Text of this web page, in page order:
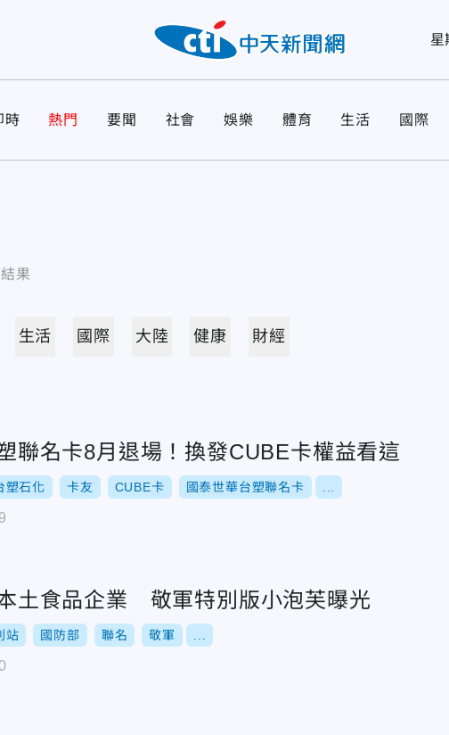
星
時 熱門 要聞 社會 娛樂 體育 生活 國際
果
生活 國際 大陸 健康 財經
聯名卡8月退場！換發CUBE卡權益看這
塑石化 卡友 CUBE卡 國泰世華台塑聯名卡
土食品企業 敬軍特別版小泡芙曝光
站 國防部 聯名 敬軍